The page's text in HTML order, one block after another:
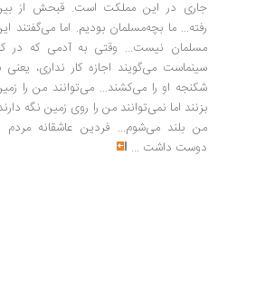
جاری در این مملکت است. قبحش از
رفته... ما بچه‌مسلمان بودیم. اما می‌گفتند
مسلمان نیست... وقتی به آدمی که در
سینماست می‌گویند اجازه کار نداری، یعنی
شکنجه او را می‌کشند... می‌توانند من را
بزنند اما نمی‌توانند من را روی زمین نگه
من بلند می‌شوم... فردین عاشقانه مردم
دوست داشت ...